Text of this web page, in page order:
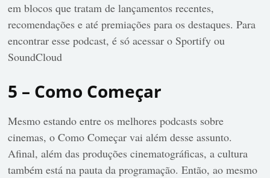
em blocos que tratam de lançamentos recentes,
recomendações e até premiações para os destaques. Para
encontrar esse podcast, é só acessar o Sportify ou
SoundCloud
5 – Como Começar
Mesmo estando entre os melhores podcasts sobre
cinemas, o Como Começar vai além desse assunto.
Afinal, além das produções cinematográficas, a cultura
também está na pauta da programação. Então, ao mesmo